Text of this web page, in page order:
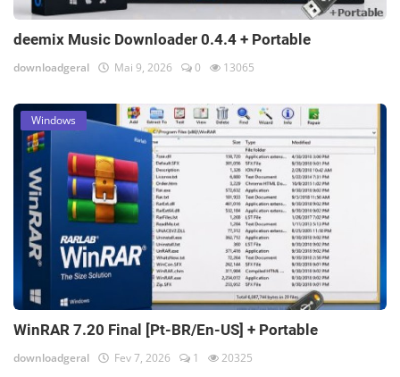
deemix Music Downloader 0.4.4 + Portable
downloadgeral Mai 9, 2026 0 13065
Windows
WinRAR 7.20 Final [Pt-BR/En-US] + Portable
downloadgeral Fev 7, 2026 1 20325